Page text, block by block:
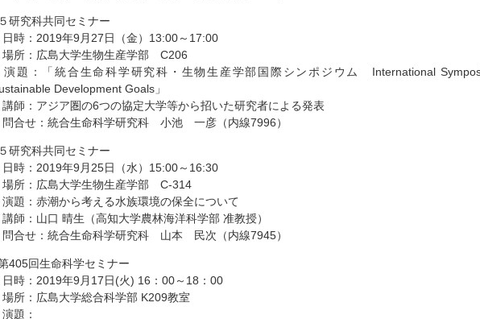
研究科共同セミナー
時：2019年9月27日（金）13:00～17:00
所：広島大学生物生産学部 C206
題：「統合生命科学研究科・生物生産学部国際シンポジウム International
Development Goals」
師：アジア圏の6つの協定大学等から招いた研究者による発表
合せ：統合生命科学研究科 小池 一彦（内線7996）
研究科共同セミナー
時：2019年9月25日（水）15:00～16:30
所：広島大学生物生産学部 C-314
題：赤潮から考える水族環境の保全について
師：山口 晴生（高知大学農林海洋科学部 准教授）
合せ：統合生命科学研究科 山本 民次（内線7945）
405回生命科学セミナー
時：2019年9月17日(火) 16：00～18：00
所：広島大学総合科学部 K209教室
題：